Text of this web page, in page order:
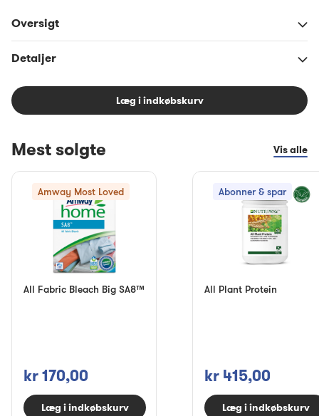
Oversigt
Detaljer
Læg i indkøbskurv
Mest solgte Vis alle
Amway Most Loved
All Fabric Bleach Big SA8™
kr 170,00
Læg i indkøbskurv
Abonner & spar
All Plant Protein
kr 415,00
Læg i indkøbskurv